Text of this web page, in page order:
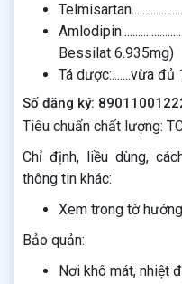
Bessilat 6.935mg)
Tá dược:.......vừa đủ
Số đăng ký:
Tiêu chuẩn chất lượng:
Chỉ định, liều dùng,
thông tin khác:
Xem trong tờ
Bảo quản:
Nơi khô mát, nhiệt